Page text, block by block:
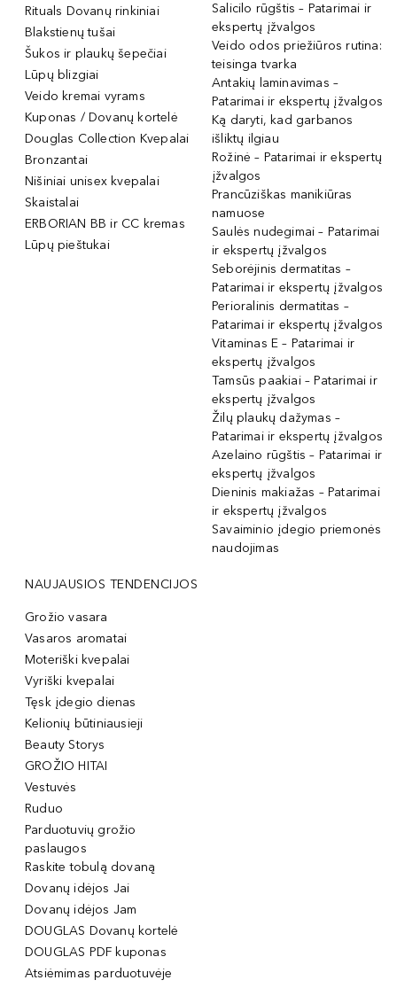
Rituals Dovanų rinkiniai
Blakstienų tušai
Šukos ir plaukų šepečiai
Lūpų blizgiai
Veido kremai vyrams
Kuponas / Dovanų kortelė
Douglas Collection Kvepalai
Bronzantai
Nišiniai unisex kvepalai
Skaistalai
ERBORIAN BB ir CC kremas
Lūpų pieštukai
Salicilo rūgštis – Patarimai ir
ekspertų įžvalgos
Veido odos priežiūros rutina:
teisinga tvarka
Antakių laminavimas –
Patarimai ir ekspertų įžvalgos
Ką daryti, kad garbanos
išliktų ilgiau
Rožinė – Patarimai ir ekspertų
įžvalgos
Prancūziškas manikiūras
namuose
Saulės nudegimai – Patarimai
ir ekspertų įžvalgos
Seborėjinis dermatitas –
Patarimai ir ekspertų įžvalgos
Perioralinis dermatitas –
Patarimai ir ekspertų įžvalgos
Vitaminas E – Patarimai ir
ekspertų įžvalgos
Tamsūs paakiai – Patarimai ir
ekspertų įžvalgos
Žilų plaukų dažymas –
Patarimai ir ekspertų įžvalgos
Azelaino rūgštis – Patarimai ir
ekspertų įžvalgos
Dieninis makiažas – Patarimai
ir ekspertų įžvalgos
Savaiminio įdegio priemonės
naudojimas
NAUJAUSIOS TENDENCIJOS
Grožio vasara
Vasaros aromatai
Moteriški kvepalai
Vyriški kvepalai
Tęsk įdegio dienas
Kelionių būtiniausieji
Beauty Storys
GROŽIO HITAI
Vestuvės
Ruduo
Parduotuvių grožio
paslaugos
Raskite tobulą dovaną
Dovanų idėjos Jai
Dovanų idėjos Jam
DOUGLAS Dovanų kortelė
DOUGLAS PDF kuponas
Atsiėmimas parduotuvėje